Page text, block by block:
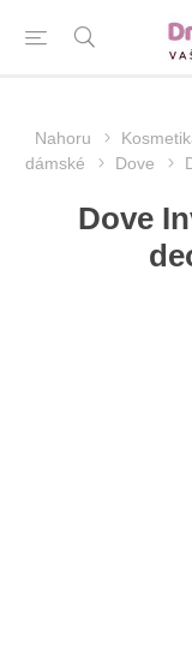
Nahoru
dámské
Dove
Dove